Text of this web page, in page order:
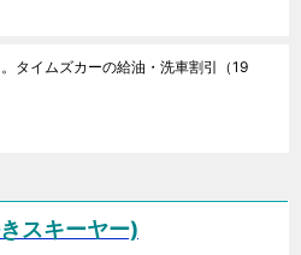
タイムズカーの給油・洗車割引 （19
スキーヤー)